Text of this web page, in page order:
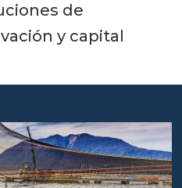
de
y capital